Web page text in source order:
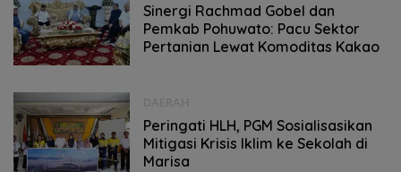
Sinergi Rachmad Gobel dan
Pemkab Pohuwato: Pacu Sektor
Pertanian Lewat Komoditas Kakao
Peringati HLH, PGM Sosialisasikan
Mitigasi Krisis Iklim ke Sekolah di
Marisa